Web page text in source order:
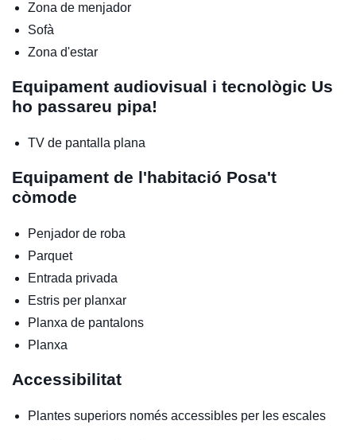
Zona de menjador
Sofà
Zona d'estar
Equipament audiovisual i tecnològic Us
ho passareu pipa!
TV de pantalla plana
Equipament de l'habitació Posa't
còmode
Penjador de roba
Parquet
Entrada privada
Estris per planxar
Planxa de pantalons
Planxa
Accessibilitat
Plantes superiors només accessibles per les escales